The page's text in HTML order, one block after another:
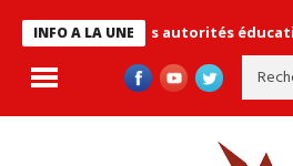
INFO A LA UNE
cause les autorités éducatives